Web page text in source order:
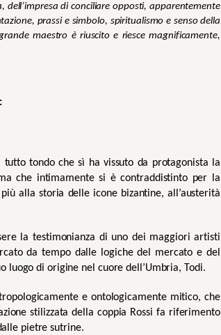
di conciliare opposti, apparentemente
prassi e simbolo, spiritualismo e senso della
maestro è riuscito e riesce magnificamente,
:
tondo che sì ha vissuto da protagonista la
che intimamente si è contraddistinto per la
alla storia delle icone bizantine, all’austerità
la testimonianza di uno dei maggiori artisti
da tempo dalle logiche del mercato e del
luogo di origine nel cuore dell’Umbria, Todi.
e ontologicamente mitico, che
stilizzata della coppia Rossi fa riferimento
pietre sutrine.